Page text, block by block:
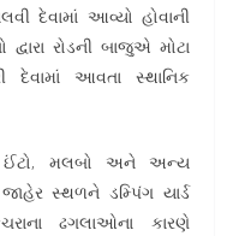
દેવામાં આવ્યો હોવાની
રોડની બાજુએ મોટા
દેવામાં આવતા સ્થાનિક
ઈંટો, મલબો અને અન્ય
સ્થળને ડમ્પિંગ યાર્ડ
ઢગલાઓના કારણે